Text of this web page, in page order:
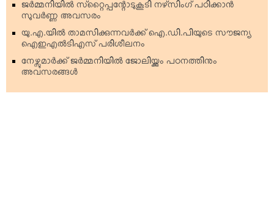
ജര്‍മ്മനിയില്‍ സ്‌റ്റൈപ്പന്റോടുകൂടി നഴ്‌സിംഗ് പഠിക്കാന്‍
സുവര്‍ണ്ണ അവസരം
യു.എ.യില്‍ താമസിക്കുന്നവര്‍ക്ക് ഐ.ഡി.പിയുടെ സൗജന്യ
ഐഇഎല്‍ടിഎസ് പരിശീലനം
നേഴ്സുമാര്‍ക്ക് ജര്‍മ്മനിയില്‍ ജോലിയ്ക്കും പഠനത്തിനും
അവസരങ്ങള്‍